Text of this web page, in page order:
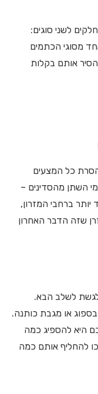
לשני סוגים:
מסוגי הכתמים
אותם בקלות
כל המצעים
השתן מהסדינים –
ברחבי המזרון,
שזה הדבר האחרון
לשלב הבא.
או מגבת כותנה.
היא להספיג כמה
להחליף אותם כמה